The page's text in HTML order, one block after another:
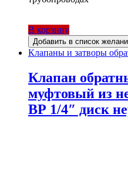
В корзину
Добавить в список
Клапаны и затворы
Клапан
муфтовый из
ВР 1/4″ диск